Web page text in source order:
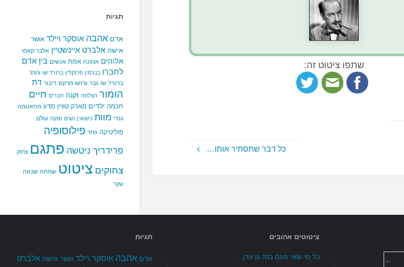
שתפו ציטוט זה:
כל דבר שתסתיר אותו…
תגיות
אדם אהבה אוסקר ויילד אושר
אישה אלברט איינשטיין אלבר קאמי
אלוהים אמונה אמת אנשים בין אדם
לחברו בנג'מין פרנקלין ברנרד שו ג'ורג'
ברנרד שו גבר גרושו מרקס דיבור דת
הומור הצלחה זקנה חברים חיים
חכמה ילדים מארק טוויין מדע מהאטמה
גנדי מוות נישואין נשים סנקה עולם
פוליטיקה פחד פילוסופיה
פרידריך ניטשה פתגם צחוק
צחוקים ציטוט שמחה שנאה
שקר
ציטוטים אהובים
כל מי שאי פעם בנה גן עדן...
תגיות
אדם אהבה אוסקר ויילד אושר אישה אלברט